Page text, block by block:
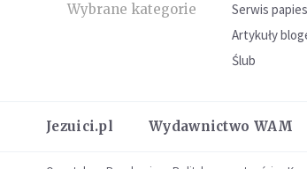
Wybrane kategorie Serwis
Artykuły
Ślub
Jezuici.pl Wydawnictwo WAM